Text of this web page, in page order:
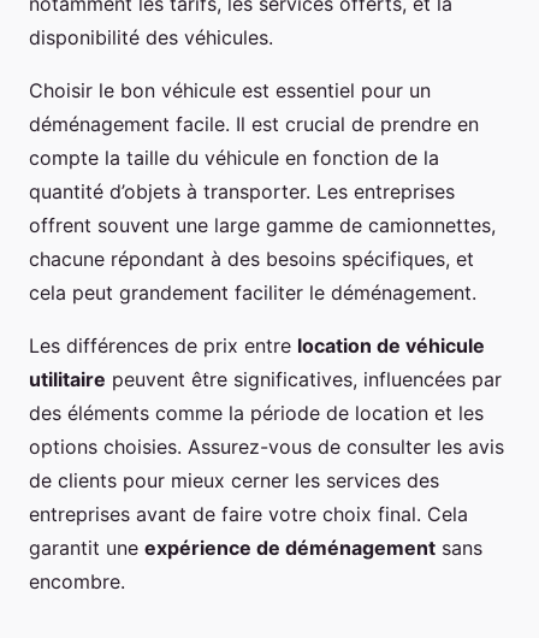
disponibilité des véhicules.
Choisir le bon véhicule est essentiel pour un
déménagement facile. Il est crucial de prendre en
compte la taille du véhicule en fonction de la
quantité d’objets à transporter. Les entreprises
offrent souvent une large gamme de camionnettes,
chacune répondant à des besoins spécifiques, et
cela peut grandement faciliter le déménagement.
Les différences de prix entre location de véhicule
utilitaire peuvent être significatives, influencées par
des éléments comme la période de location et les
options choisies. Assurez-vous de consulter les avis
de clients pour mieux cerner les services des
entreprises avant de faire votre choix final. Cela
garantit une expérience de déménagement sans
encombre.